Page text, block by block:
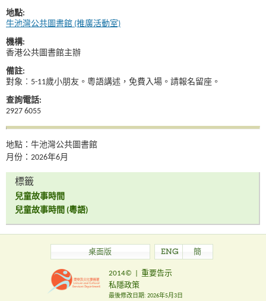
地點:
牛池灣公共圖書館 (推廣活動室)
機構:
香港公共圖書館主辦
備註:
對象︰5-11歲小朋友。粵語講述，免費入場。請報名留座。
查詢電話:
2927 6055
地點：牛池灣公共圖書館
月份：2026年6月
標籤
兒童故事時間
兒童故事時間 (粵語)
桌面版 ENG 簡
2014©
重要告示
私隱政策
最後修改日期: 2026年5月3日